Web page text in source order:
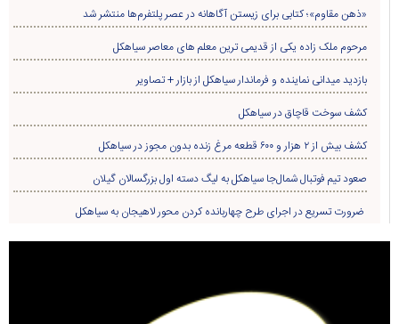
«ذهن مقاوم»؛ کتابی برای زیستن آگاهانه در عصر پلتفرم‌ها منتشر شد
مرحوم ملک زاده یکی از قدیمی ترین معلم های معاصر سیاهکل
بازدید میدانی نماینده و فرماندار سیاهکل از بازار + تصاویر
کشف سوخت قاچاق در سياهکل
کشف بیش از ۲ هزار و ۶۰۰ قطعه مرغ زنده بدون مجوز در سیاهکل
صعود تیم فوتبال شمال‌جا‌ سیاهکل به لیگ دسته اول بزرگسالان گیلان
ضرورت تسریع در اجرای طرح چهاربانده کردن محور لاهیجان به سیاهکل